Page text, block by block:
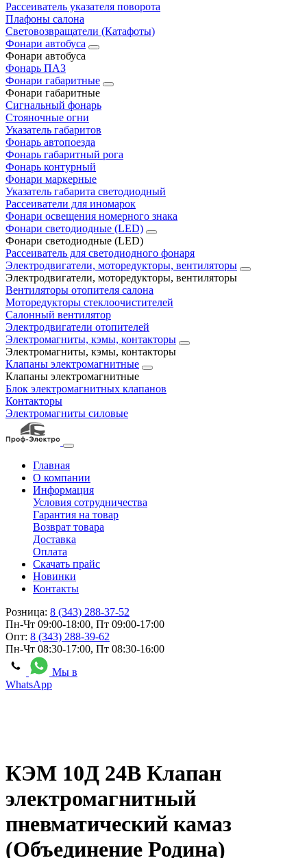
Рассеиватель указателя поворота
Плафоны салона
Световозвращатели (Катафоты)
Фонари автобуса
Фонари автобуса
Фонарь ПАЗ
Фонари габаритные
Фонари габаритные
Сигнальный фонарь
Стояночные огни
Указатель габаритов
Фонарь автопоезда
Фонарь габаритный рога
Фонарь контурный
Фонари маркерные
Указатель габарита светодиодный
Рассеиватели для иномарок
Фонари освещения номерного знака
Фонари светодиодные (LED)
Фонари светодиодные (LED)
Рассеиватель для светодиодного фонаря
Электродвигатели, моторедукторы, вентиляторы
Электродвигатели, моторедукторы, вентиляторы
Вентиляторы отопителя салона
Моторедукторы стеклоочистителей
Салонный вентилятор
Электродвигатели отопителей
Электромагниты, кэмы, контакторы
Электромагниты, кэмы, контакторы
Клапаны электромагнитные
Клапаны электромагнитные
Блок электромагнитных клапанов
Контакторы
Электромагниты силовые
Главная
О компании
Информация
Условия сотрудничества
Гарантия на товар
Возврат товара
Доставка
Оплата
Скачать прайс
Новинки
Контакты
Розница: 8 (343) 288-37-52
Пн-Чт 09:00-18:00, Пт 09:00-17:00
Опт: 8 (343) 288-39-62
Пн-Чт 08:30-17:00, Пт 08:30-16:00
Мы в
WhatsApp
КЭМ 10Д 24В Клапан
электромагнитный
пневматический камаз
(Объединение Родина)